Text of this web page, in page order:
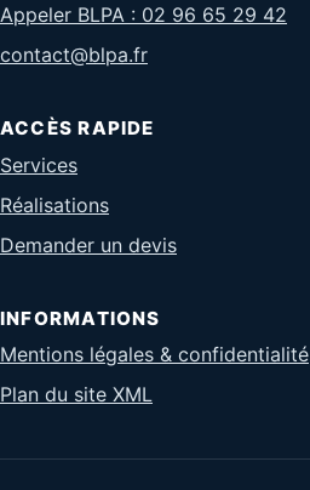
Appeler BLPA : 02 96 65 29 42
contact@blpa.fr
ACCÈS RAPIDE
Services
Réalisations
Demander un devis
INFORMATIONS
Mentions légales & confidentialité
Plan du site XML